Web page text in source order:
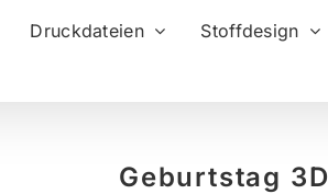
Druckdateien Stoffdesign
Geburtstag